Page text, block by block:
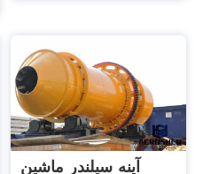
آینه سیلندر ماشین